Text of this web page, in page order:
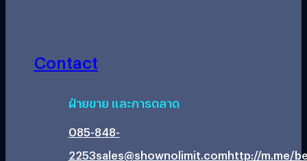
Contact
ฝ่ายขาย และการตลาด
085-848-
2253sales@shownolimit.comhttp://m.me/